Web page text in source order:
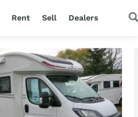
Rent Sell Dealers